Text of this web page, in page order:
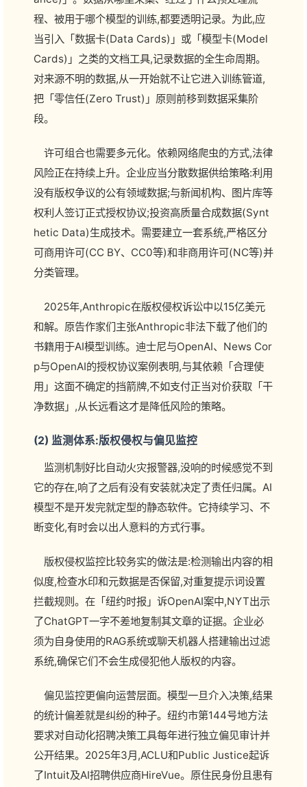
程、被用于哪个模型的训练,都要透明记录。为此,应
当引入「数据卡(Data Cards)」或「模型卡(Model
Cards)」之类的文档工具,记录数据的全生命周期。
对来源不明的数据,从一开始就不让它进入训练管道,
把「零信任(Zero Trust)」原则前移到数据采集阶
段。
许可组合也需要多元化。依赖网络爬虫的方式,法律
风险正在持续上升。企业应当分散数据供给策略:利用
没有版权争议的公有领域数据;与新闻机构、图片库等
权利人签订正式授权协议;投资高质量合成数据(Synt
hetic Data)生成技术。需要建立一套系统,严格区分
可商用许可(CC BY、CC0等)和非商用许可(NC等)并
分类管理。
2025年,Anthropic在版权侵权诉讼中以15亿美元
和解。原告作家们主张Anthropic非法下载了他们的
书籍用于AI模型训练。迪士尼与OpenAI、News Cor
p与OpenAI的授权协议案例表明,与其依赖「合理使
用」这面不确定的挡箭牌,不如支付正当对价获取「干
净数据」,从长远看这才是降低风险的策略。
(2) 监测体系:版权侵权与偏见监控
监测机制好比自动火灾报警器,没响的时候感觉不到
它的存在,响了之后有没有安装就决定了责任归属。AI
模型不是开发完就定型的静态软件。它持续学习、不
断变化,有时会以出人意料的方式行事。
版权侵权监控比较务实的做法是:检测输出内容的相
似度,检查水印和元数据是否保留,对重复提示词设置
拦截规则。在「纽约时报」诉OpenAI案中,NYT出示
了ChatGPT一字不差地复制其文章的证据。企业必
须为自身使用的RAG系统或聊天机器人搭建输出过滤
系统,确保它们不会生成侵犯他人版权的内容。
偏见监控更偏向运营层面。模型一旦介入决策,结果
的统计偏差就是纠纷的种子。纽约市第144号地方法
要求对自动化招聘决策工具每年进行独立偏见审计并
公开结果。2025年3月,ACLU和Public Justice起诉
了Intuit及AI招聘供应商HireVue。原住民身份且患有